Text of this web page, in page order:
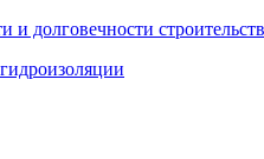
и долговечности